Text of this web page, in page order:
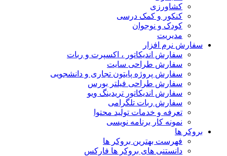
کشاورزی
کنکور و کمک‌ درسی
کودک و نوجوان
مدیریت
سفارش نرم افزار
سفارش اندیکاتور ، اکسپرت و ربات
سفارش طراحی سایت
سفارش پروژه پایتون تجاری و دانشجویی
سفارش طراحی فیلتر بورس
سفارش اندیکاتور تریدینگ ویو
سفارش ربات تلگرامی
تعرفه و خدمات تولید محتوا
نمونه کار برنامه نویسی
بروکر ها
فهرست بهترین بروکر ها
دانستنی های بروکر ها فارکس